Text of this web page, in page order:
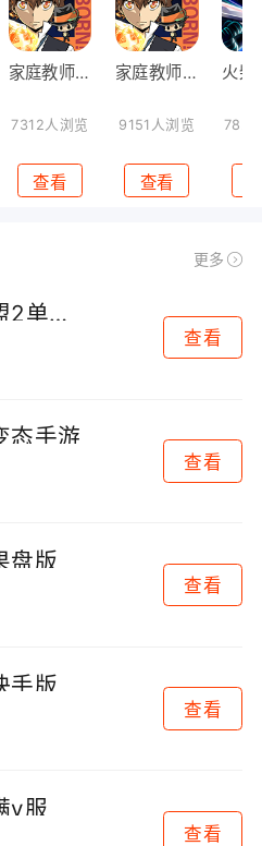
家庭教师单机手游
7312人浏览
查看
家庭教师果盘手游
9151人浏览
查看
7828
更多
火柴人联盟2单机破解版无限钻石版
查看
态手游
查看
盘版
查看
手版
查看
v服
查看